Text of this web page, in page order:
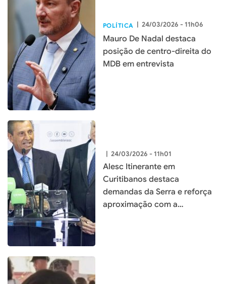
POLÍTICA | 24/03/2026 - 11h06
Mauro De Nadal destaca
posição de centro-direita do
MDB em entrevista
| 24/03/2026 - 11h01
Alesc Itinerante em
Curitibanos destaca
demandas da Serra e reforça
aproximação com a